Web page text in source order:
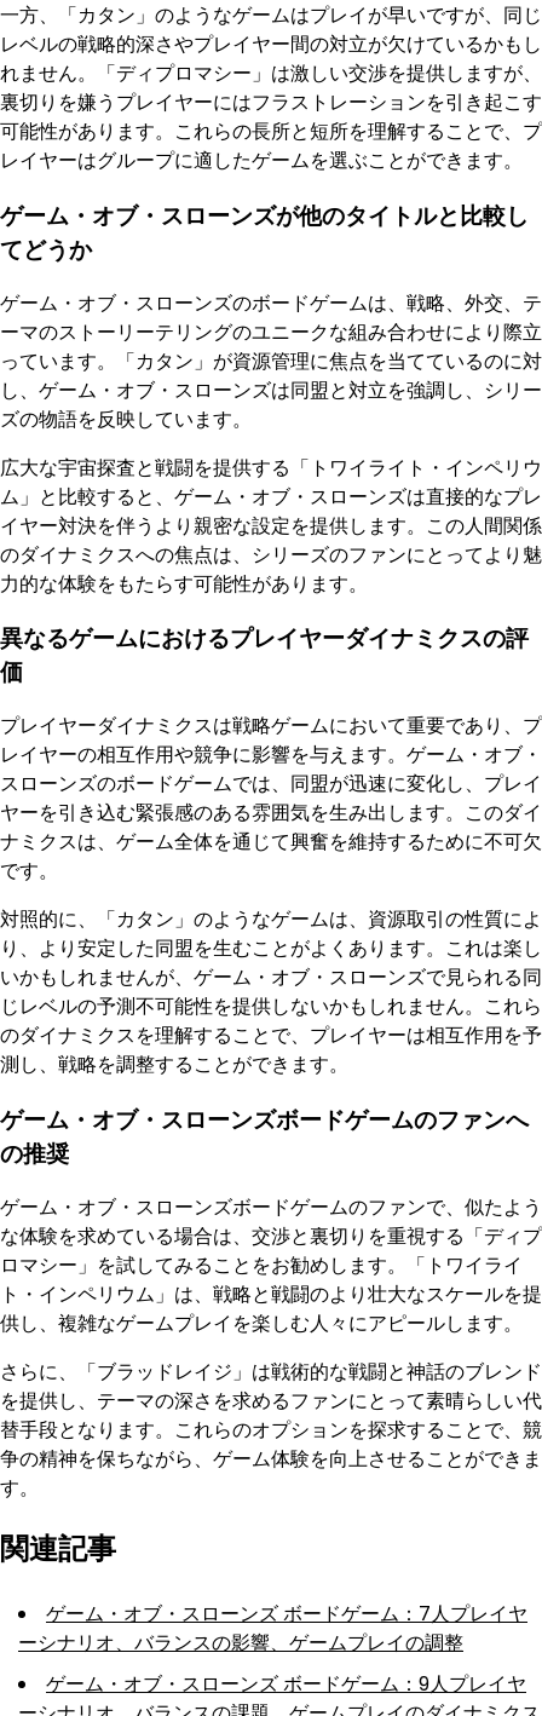
一方、「カタン」のようなゲームはプレイが早いですが、同じ
レベルの戦略的深さやプレイヤー間の対立が欠けているかもし
れません。「ディプロマシー」は激しい交渉を提供しますが、
裏切りを嫌うプレイヤーにはフラストレーションを引き起こす
可能性があります。これらの長所と短所を理解することで、プ
レイヤーはグループに適したゲームを選ぶことができます。
ゲーム・オブ・スローンズが他のタイトルと比較し
てどうか
ゲーム・オブ・スローンズのボードゲームは、戦略、外交、テ
ーマのストーリーテリングのユニークな組み合わせにより際立
っています。「カタン」が資源管理に焦点を当てているのに対
し、ゲーム・オブ・スローンズは同盟と対立を強調し、シリー
ズの物語を反映しています。
広大な宇宙探査と戦闘を提供する「トワイライト・インペリウ
ム」と比較すると、ゲーム・オブ・スローンズは直接的なプレ
イヤー対決を伴うより親密な設定を提供します。この人間関係
のダイナミクスへの焦点は、シリーズのファンにとってより魅
力的な体験をもたらす可能性があります。
異なるゲームにおけるプレイヤーダイナミクスの評
価
プレイヤーダイナミクスは戦略ゲームにおいて重要であり、プ
レイヤーの相互作用や競争に影響を与えます。ゲーム・オブ・
スローンズのボードゲームでは、同盟が迅速に変化し、プレイ
ヤーを引き込む緊張感のある雰囲気を生み出します。このダイ
ナミクスは、ゲーム全体を通じて興奮を維持するために不可欠
です。
対照的に、「カタン」のようなゲームは、資源取引の性質によ
り、より安定した同盟を生むことがよくあります。これは楽し
いかもしれませんが、ゲーム・オブ・スローンズで見られる同
じレベルの予測不可能性を提供しないかもしれません。これら
のダイナミクスを理解することで、プレイヤーは相互作用を予
測し、戦略を調整することができます。
ゲーム・オブ・スローンズボードゲームのファンへ
の推奨
ゲーム・オブ・スローンズボードゲームのファンで、似たよう
な体験を求めている場合は、交渉と裏切りを重視する「ディプ
ロマシー」を試してみることをお勧めします。「トワイライ
ト・インペリウム」は、戦略と戦闘のより壮大なスケールを提
供し、複雑なゲームプレイを楽しむ人々にアピールします。
さらに、「ブラッドレイジ」は戦術的な戦闘と神話のブレンド
を提供し、テーマの深さを求めるファンにとって素晴らしい代
替手段となります。これらのオプションを探求することで、競
争の精神を保ちながら、ゲーム体験を向上させることができま
す。
関連記事
ゲーム・オブ・スローンズ ボードゲーム：7人プレイヤ
ーシナリオ、バランスの影響、ゲームプレイの調整
ゲーム・オブ・スローンズ ボードゲーム：9人プレイヤ